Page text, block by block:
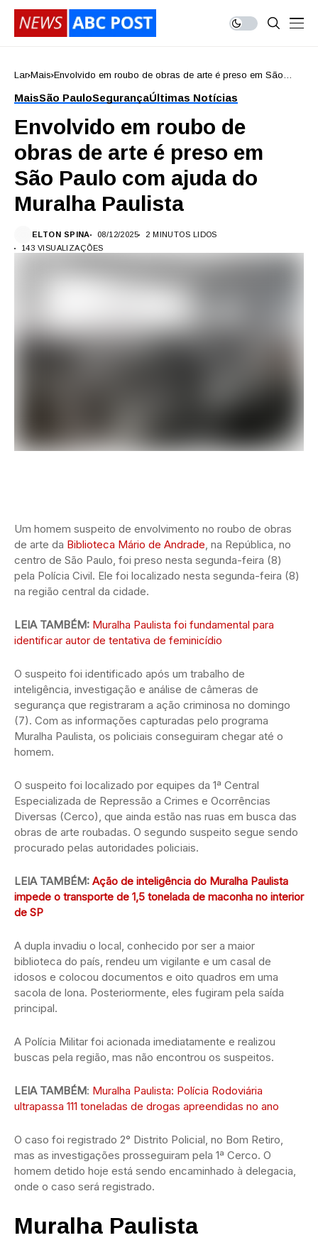
Lar Mais Envolvido em roubo de obras de arte é preso em São
MaisSão PauloSegurançaÚltimas Notícias
Envolvido em roubo de
obras de arte é preso em
São Paulo com ajuda do
Muralha Paulista
ELTON SPINA 08/12/2025
2 MINUTOS LIDOS
143 VISUALIZAÇÕES
Um homem suspeito de envolvimento no roubo de obras
de arte da Biblioteca Mário de Andrade, na República, no
centro de São Paulo, foi preso nesta segunda-feira (8)
pela Polícia Civil. Ele foi localizado nesta segunda-feira (8)
na região central da cidade.
LEIA TAMBÉM: Muralha Paulista foi fundamental para
identificar autor de tentativa de feminicídio
O suspeito foi identificado após um trabalho de
inteligência, investigação e análise de câmeras de
segurança que registraram a ação criminosa no domingo
(7). Com as informações capturadas pelo programa
Muralha Paulista, os policiais conseguiram chegar até o
homem.
O suspeito foi localizado por equipes da 1ª Central
Especializada de Repressão a Crimes e Ocorrências
Diversas (Cerco), que ainda estão nas ruas em busca das
obras de arte roubadas. O segundo suspeito segue sendo
procurado pelas autoridades policiais.
LEIA TAMBÉM: Ação de inteligência do Muralha Paulista
impede o transporte de 1,5 tonelada de maconha no interior
de SP
A dupla invadiu o local, conhecido por ser a maior
biblioteca do país, rendeu um vigilante e um casal de
idosos e colocou documentos e oito quadros em uma
sacola de lona. Posteriormente, eles fugiram pela saída
principal.
A Polícia Militar foi acionada imediatamente e realizou
buscas pela região, mas não encontrou os suspeitos.
LEIA TAMBÉM: Muralha Paulista: Polícia Rodoviária
ultrapassa 111 toneladas de drogas apreendidas no ano
O caso foi registrado 2° Distrito Policial, no Bom Retiro,
mas as investigações prosseguiram pela 1ª Cerco. O
homem detido hoje está sendo encaminhado à delegacia,
onde o caso será registrado.
Muralha Paulista